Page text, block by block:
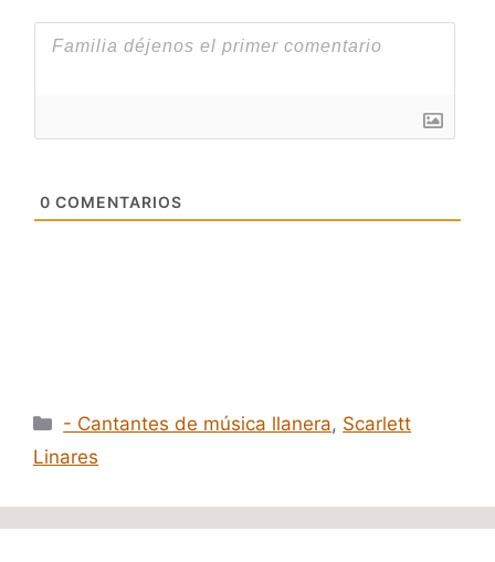
0 COMENTARIOS
Categorías
- Cantantes de música llanera, Scarlett
Linares